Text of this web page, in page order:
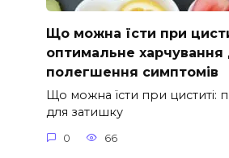
Що можна їсти при
оптимальне харчування
полегшення симптомів
Що можна їсти при циститі:
для затишку
0 66